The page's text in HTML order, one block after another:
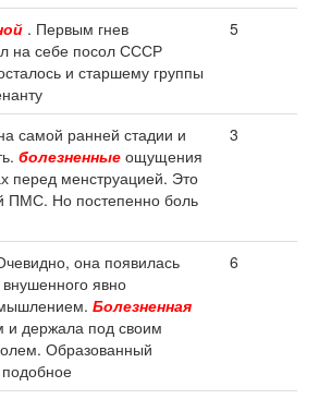
. Первым гнев
на себе посол СССР
и старшему группы
5
самой ранней стадии и
болезненные ощущения
перед менструацией. Это
ПМС. Но постепенно боль
3
она появилась
внушенного явно
Болезненная
и держала под своим
Образованный
подобное
6